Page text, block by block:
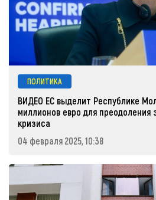
ПОЛИТИКА
ВИДЕО ЕС выделит Республике
миллионов евро для преодоления
кризиса
04 февраля 2025, 10:38